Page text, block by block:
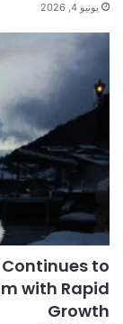
يونيو 4, 2026
to
with Rapid
Growth